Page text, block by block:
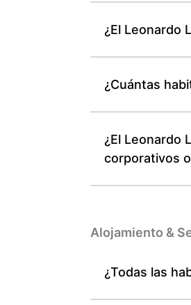
¿El Leonardo
¿Cuántas
¿El Leonardo
corporativos
Alojamiento &
¿Todas las